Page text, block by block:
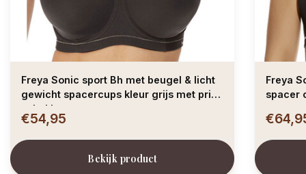
Freya Sonic sport Bh met beugel & licht
gewicht spacercups kleur grijs met print
zalmkleur
€54,95
Bekijk product
Freya
spacer